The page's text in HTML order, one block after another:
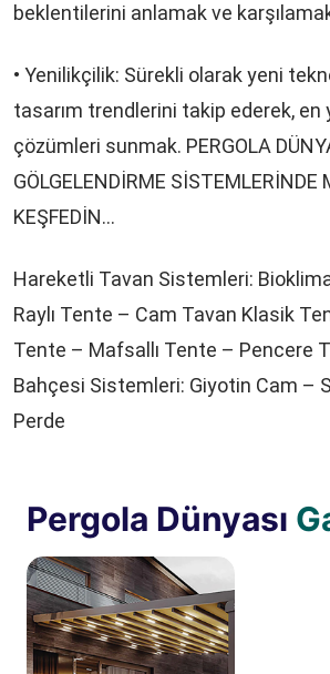
beklentilerini anlamak ve
• Yenilikçilik: Sürekli olarak yeni
tasarım trendlerini takip ederek, en
çözümleri sunmak. PERGOLA
GÖLGELENDİRME SİSTEMLERİNDE
KEŞFEDİN…
Hareketli Tavan Sistemleri:
Raylı Tente – Cam Tavan Klasik
Tente – Mafsallı Tente – Pencere
Bahçesi Sistemleri: Giyotin Cam –
Perde
Pergola Dünyası